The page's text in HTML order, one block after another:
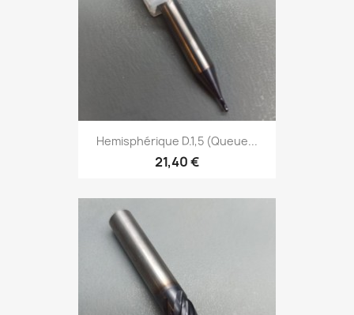
Hemisphérique D.1,5 (Queue...
21,40 €